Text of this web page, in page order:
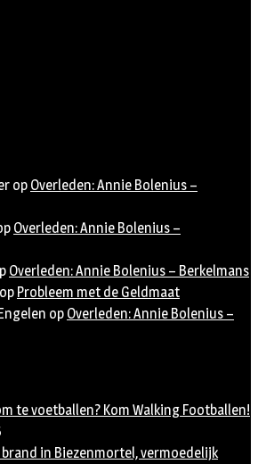
op Overleden: Annie Bolenius –
Overleden: Annie Bolenius –
Overleden: Annie Bolenius – Berkelmans
op Probleem met de Geldmaat
op Overleden: Annie Bolenius –
te voetballen? Kom Walking Footballen!
in Biezenmortel, vermoedelijk